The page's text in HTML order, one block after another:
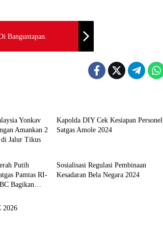
Banguntapan.
Yonkav
Amankan 2
Jalur Tikus
Kapolda DIY Cek Kesiapan Personel
Satgas Amole 2024
Putih
Pamtas RI-
Bagikan
Sosialisasi Regulasi Pembinaan
Kesadaran Bela Negara 2024